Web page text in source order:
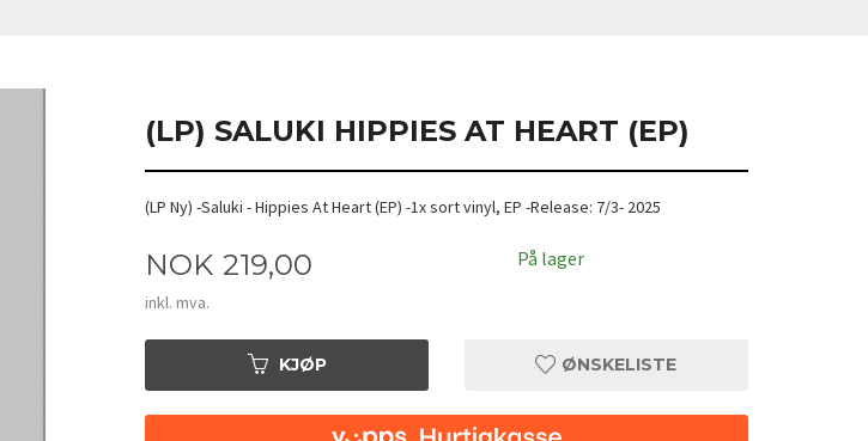
(LP) SALUKI HIPPIES AT HEART (EP)
(LP Ny) -Saluki - Hippies At Heart (EP) -1x sort vinyl, EP -Release: 7/3- 2025
Pris
NOK 219,00
inkl. mva.
På lager
KJØP ØNSKELISTE